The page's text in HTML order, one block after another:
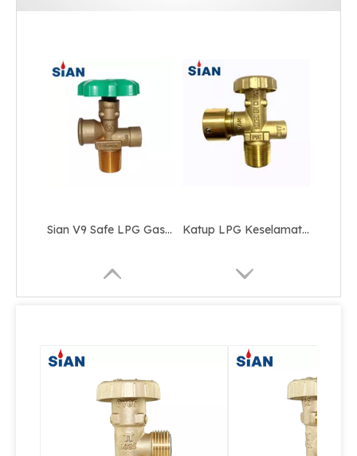
Sian V9 Safe LPG Gas Cylinder Pol Valves dengan Sertifikasi UL untuk Australia Katup LPG Keselamatan Gas Paduan Kuningan